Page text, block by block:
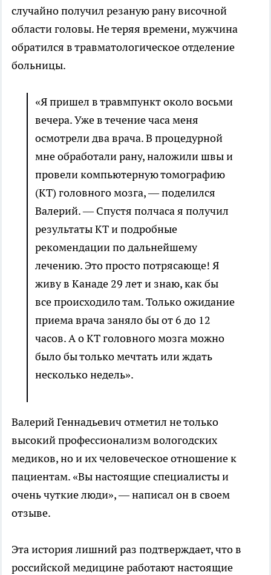
случайно получил резаную рану височной
области головы. Не теряя времени, мужчина
обратился в травматологическое отделение
больницы.
«Я пришел в травмпункт около восьми
вечера. Уже в течение часа меня
осмотрели два врача. В процедурной
мне обработали рану, наложили швы и
провели компьютерную томографию
(КТ) головного мозга, — поделился
Валерий. — Спустя полчаса я получил
результаты КТ и подробные
рекомендации по дальнейшему
лечению. Это просто потрясающе! Я
живу в Канаде 29 лет и знаю, как бы
все происходило там. Только ожидание
приема врача заняло бы от 6 до 12
часов. А о КТ головного мозга можно
было бы только мечтать или ждать
несколько недель».
Валерий Геннадьевич отметил не только
высокий профессионализм вологодских
медиков, но и их человеческое отношение к
пациентам. «Вы настоящие специалисты и
очень чуткие люди», — написал он в своем
отзыве.
Эта история лишний раз подтверждает, что в
российской медицине работают настоящие